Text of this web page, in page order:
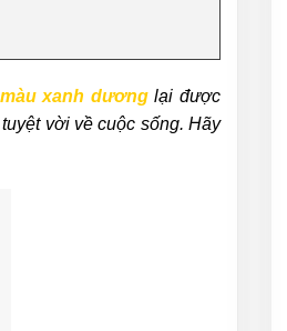
xanh dươnglại được
vời về cuộc sống. Hãy